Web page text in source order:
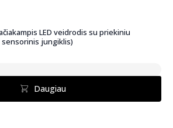
LED veidrodis su priekiniu
sensorinis jungiklis)
Daugiau